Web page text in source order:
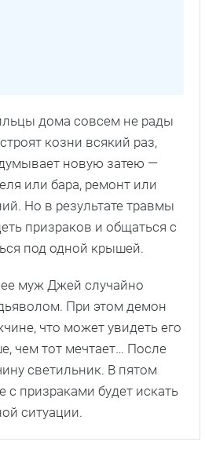
дома совсем не рады
козни всякий раз,
новую затею —
или бара, ремонт или
Но в результате травмы
призраков и общаться с
под одной крышей.
муж Джей случайно
При этом демон
что может увидеть его
чем тот мечтает… После
светильник. В пятом
с призраками будет искать
ситуации.